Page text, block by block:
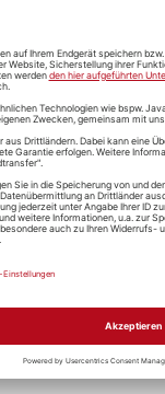
Bosinks Kamp 8,
wir (*) den von
der folgenden
am (*)
(nur